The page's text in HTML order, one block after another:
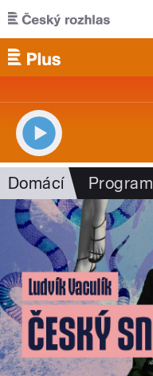
Přejít k hlavnímu obsahu
Domácí Program